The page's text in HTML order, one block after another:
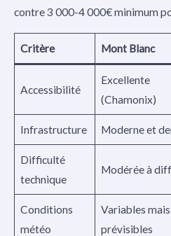
contre 3 000-4 000€ minimum
Critère Mont Blanc
Accessibilité
Excellente
(Chamonix)
Infrastructure Moderne et
Difficulté
technique
Modérée à
Conditions
météo
Variables mais
prévisibles